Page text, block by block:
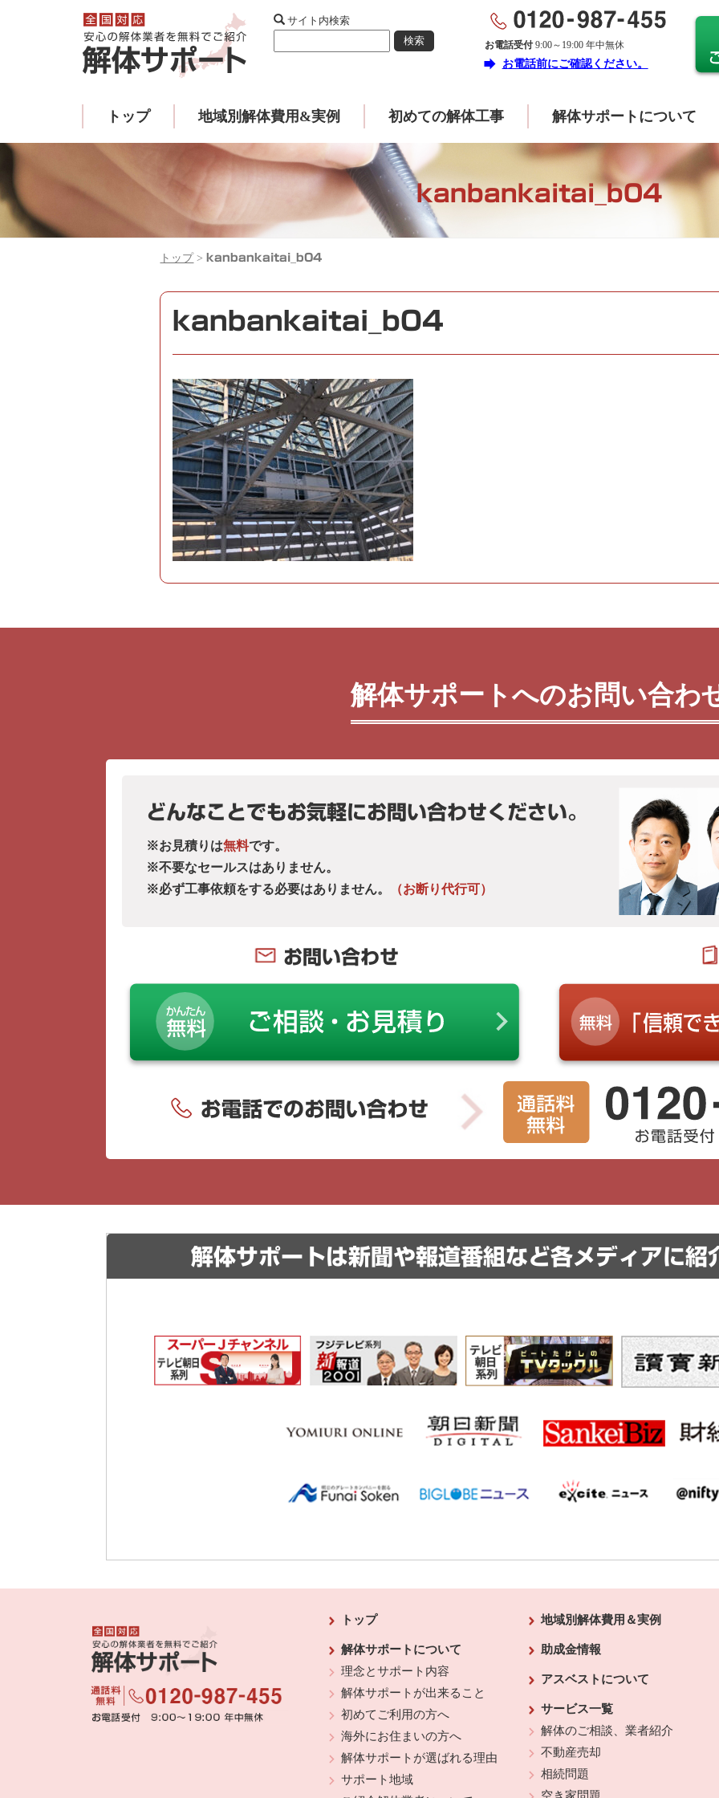
サイト内検索
お電話受付9:00～19:00 年中無休
forward お電話前にご確認ください。
トップ 地域別解体費用&実例 初めての解体工事 解体サポートについて
kanbankaitai_b04
トップ > kanbankaitai_b04
kanbankaitai_b04
解体サポートへのお問い合わ
どんなことでもお気軽にお問い合わせください。
※お見積りは無料です。
※不要なセールスはありません。
※必ず工事依頼をする必要はありません。
（お断り代行可）
お問い合わせ
解体サポートは新聞や報道番組など各メディアに紹
トップ
解体サポートについて
理念とサポート内容
解体サポートが出来ること
初めてご利用の方へ
海外にお住まいの方へ
解体サポートが選ばれる理由
サポート地域
地域別解体費用＆実例
助成金情報
アスベストについて
サービス一覧
解体のご相談、業者紹介
不動産売却
相続問題
空き家問題